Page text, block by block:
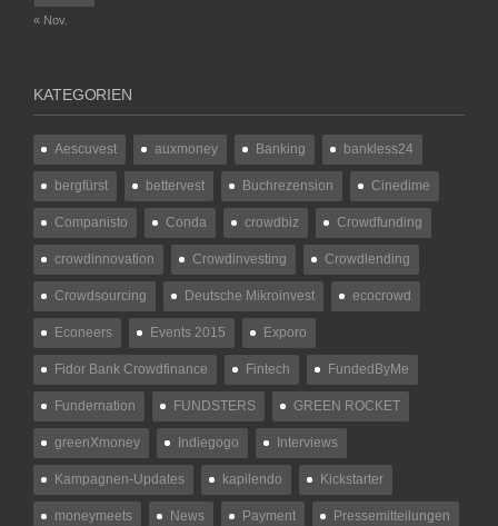
« Nov.
KATEGORIEN
Aescuvest auxmoney Banking bankless24
bergfürst bettervest Buchrezension Cinedime
Companisto Conda crowdbiz Crowdfunding
crowdinnovation Crowdinvesting Crowdlending
Crowdsourcing Deutsche Mikroinvest ecocrowd
Econeers Events 2015 Exporo
Fidor Bank Crowdfinance Fintech FundedByMe
Fundernation FUNDSTERS GREEN ROCKET
greenXmoney Indiegogo Interviews
Kampagnen-Updates kapilendo Kickstarter
moneymeets News Payment Pressemitteilungen